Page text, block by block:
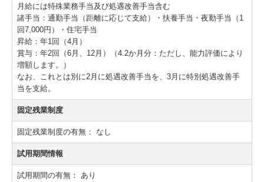
月給には特殊業務手当及び処遇改善手当含む
諸手当：通勤手当（距離に応じて支給）・扶養手当・夜勤手当（1
回7,000円）・住宅手当
昇給：年1回（4月）
賞与：年2回（6月、12月）（4.2か月分：ただし、能力評価により
増額します。）
なお、これとは別に2月に処遇改善手当を、3月に特別処遇改善手
当を支給。
固定残業制度
固定残業制度の有無： なし
試用期間情報
試用期間の有無： あり